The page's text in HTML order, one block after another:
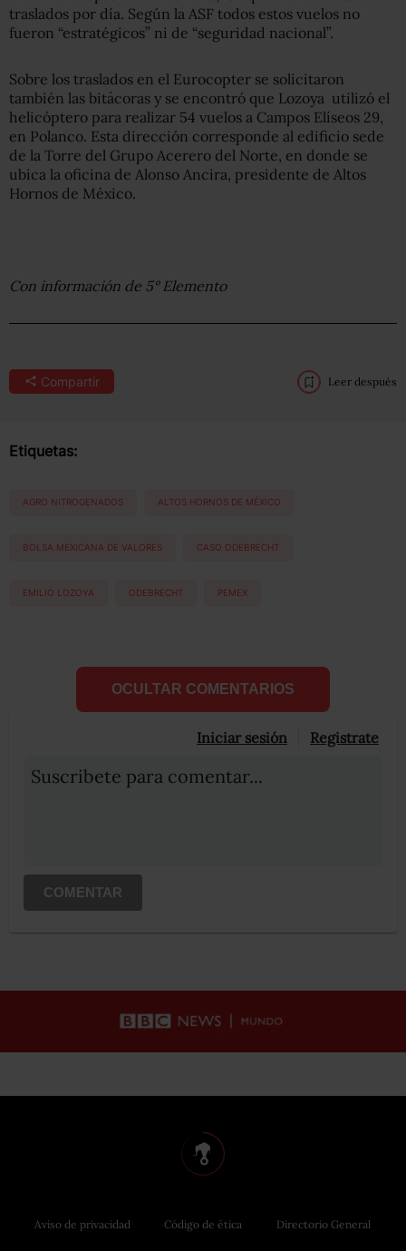
traslados por día. Según la ASF todos estos vuelos no
fueron “estratégicos” ni de “seguridad nacional”.
Sobre los traslados en el Eurocopter se solicitaron
también las bitácoras y se encontró que Lozoya utilizó el
helicóptero para realizar 54 vuelos a Campos Elíseos 29,
en Polanco. Esta dirección corresponde al edificio sede
de la Torre del Grupo Acerero del Norte, en donde se
ubica la oficina de Alonso Ancira, presidente de Altos
Hornos de México.
Con información de 5° Elemento
Compartir Leer después
Etiquetas:
AGRO NITROGENADOS ALTOS HORNOS DE MÉXICO
BOLSA MEXICANA DE VALORES CASO ODEBRECHT
EMILIO LOZOYA ODEBRECHT PEMEX
OCULTAR COMENTARIOS
Iniciar sesión Registrate
Suscribete para comentar...
COMENTAR
Aviso de privacidad Código de ética Directorio General